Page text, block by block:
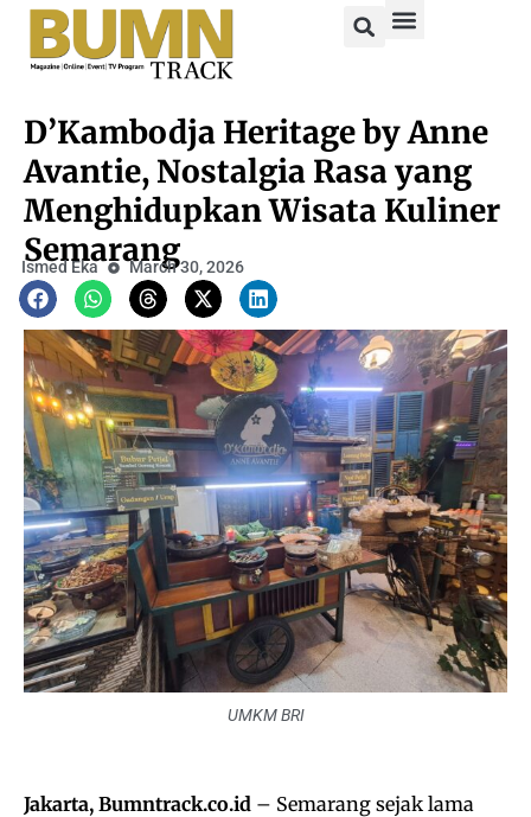
D’Kambodja Heritage by Anne
Avantie, Nostalgia Rasa yang
Menghidupkan Wisata Kuliner
Semarang
Ismed Eka March 30, 2026
UMKM BRI
Jakarta, Bumntrack.co.id – Semarang sejak lama